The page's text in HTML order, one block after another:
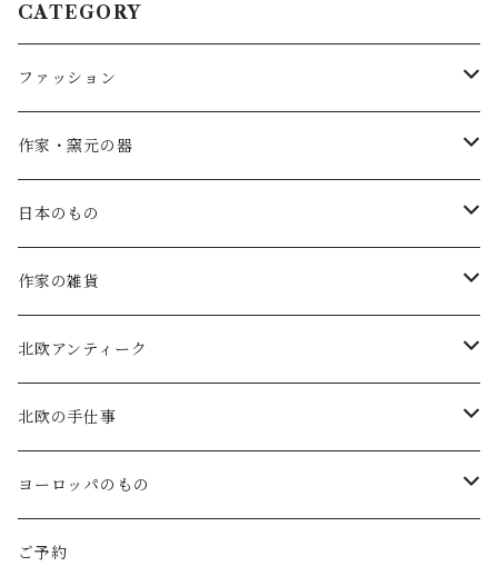
CATEGORY
ファッション
SALE
atelier naruse
atelier naruse (ﾌｫｰﾏﾙ)
MAGALI
Gauze#
ROBE de PEAU
LABORATORY
作家・窯元の器
矢島操(器)
小鹿田焼の器
中川紀夫(器)
斉藤幸代（器）
icura(木工）
でく工房(ガラス)
日本のもの
コーヒーの道具
鳥越の竹細工(岩手)
わら細工たくぼ(宮崎)
南部鉄器(岩手)
佐渡の釜敷(新潟)
作家の雑貨
habotan
幸生窯
kitona(木製ﾌﾞﾛｰﾁ)
edge(革ﾌﾞﾛｰﾁ)
北欧アンティーク
ARABIA・iittala
グラスウェア
Kronjyden/B&G
北欧の手仕事
白樺の雑貨
白樺のオーナメント
ヨーロッパのもの
スウェーデン
ご予約